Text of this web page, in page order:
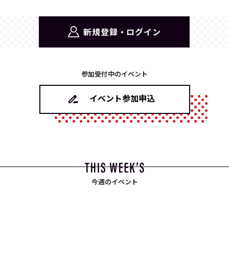
新規登録・ログイン
参加受付中のイベント
イベント参加申込
今週のイベント